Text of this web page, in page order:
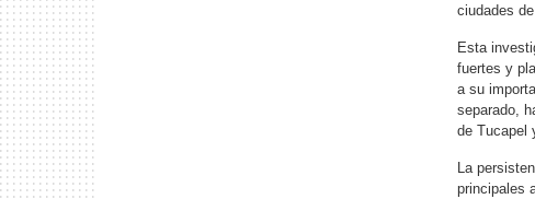
ciudades
Esta
fuertes y
a su
separado,
de Tucapel
La
principales